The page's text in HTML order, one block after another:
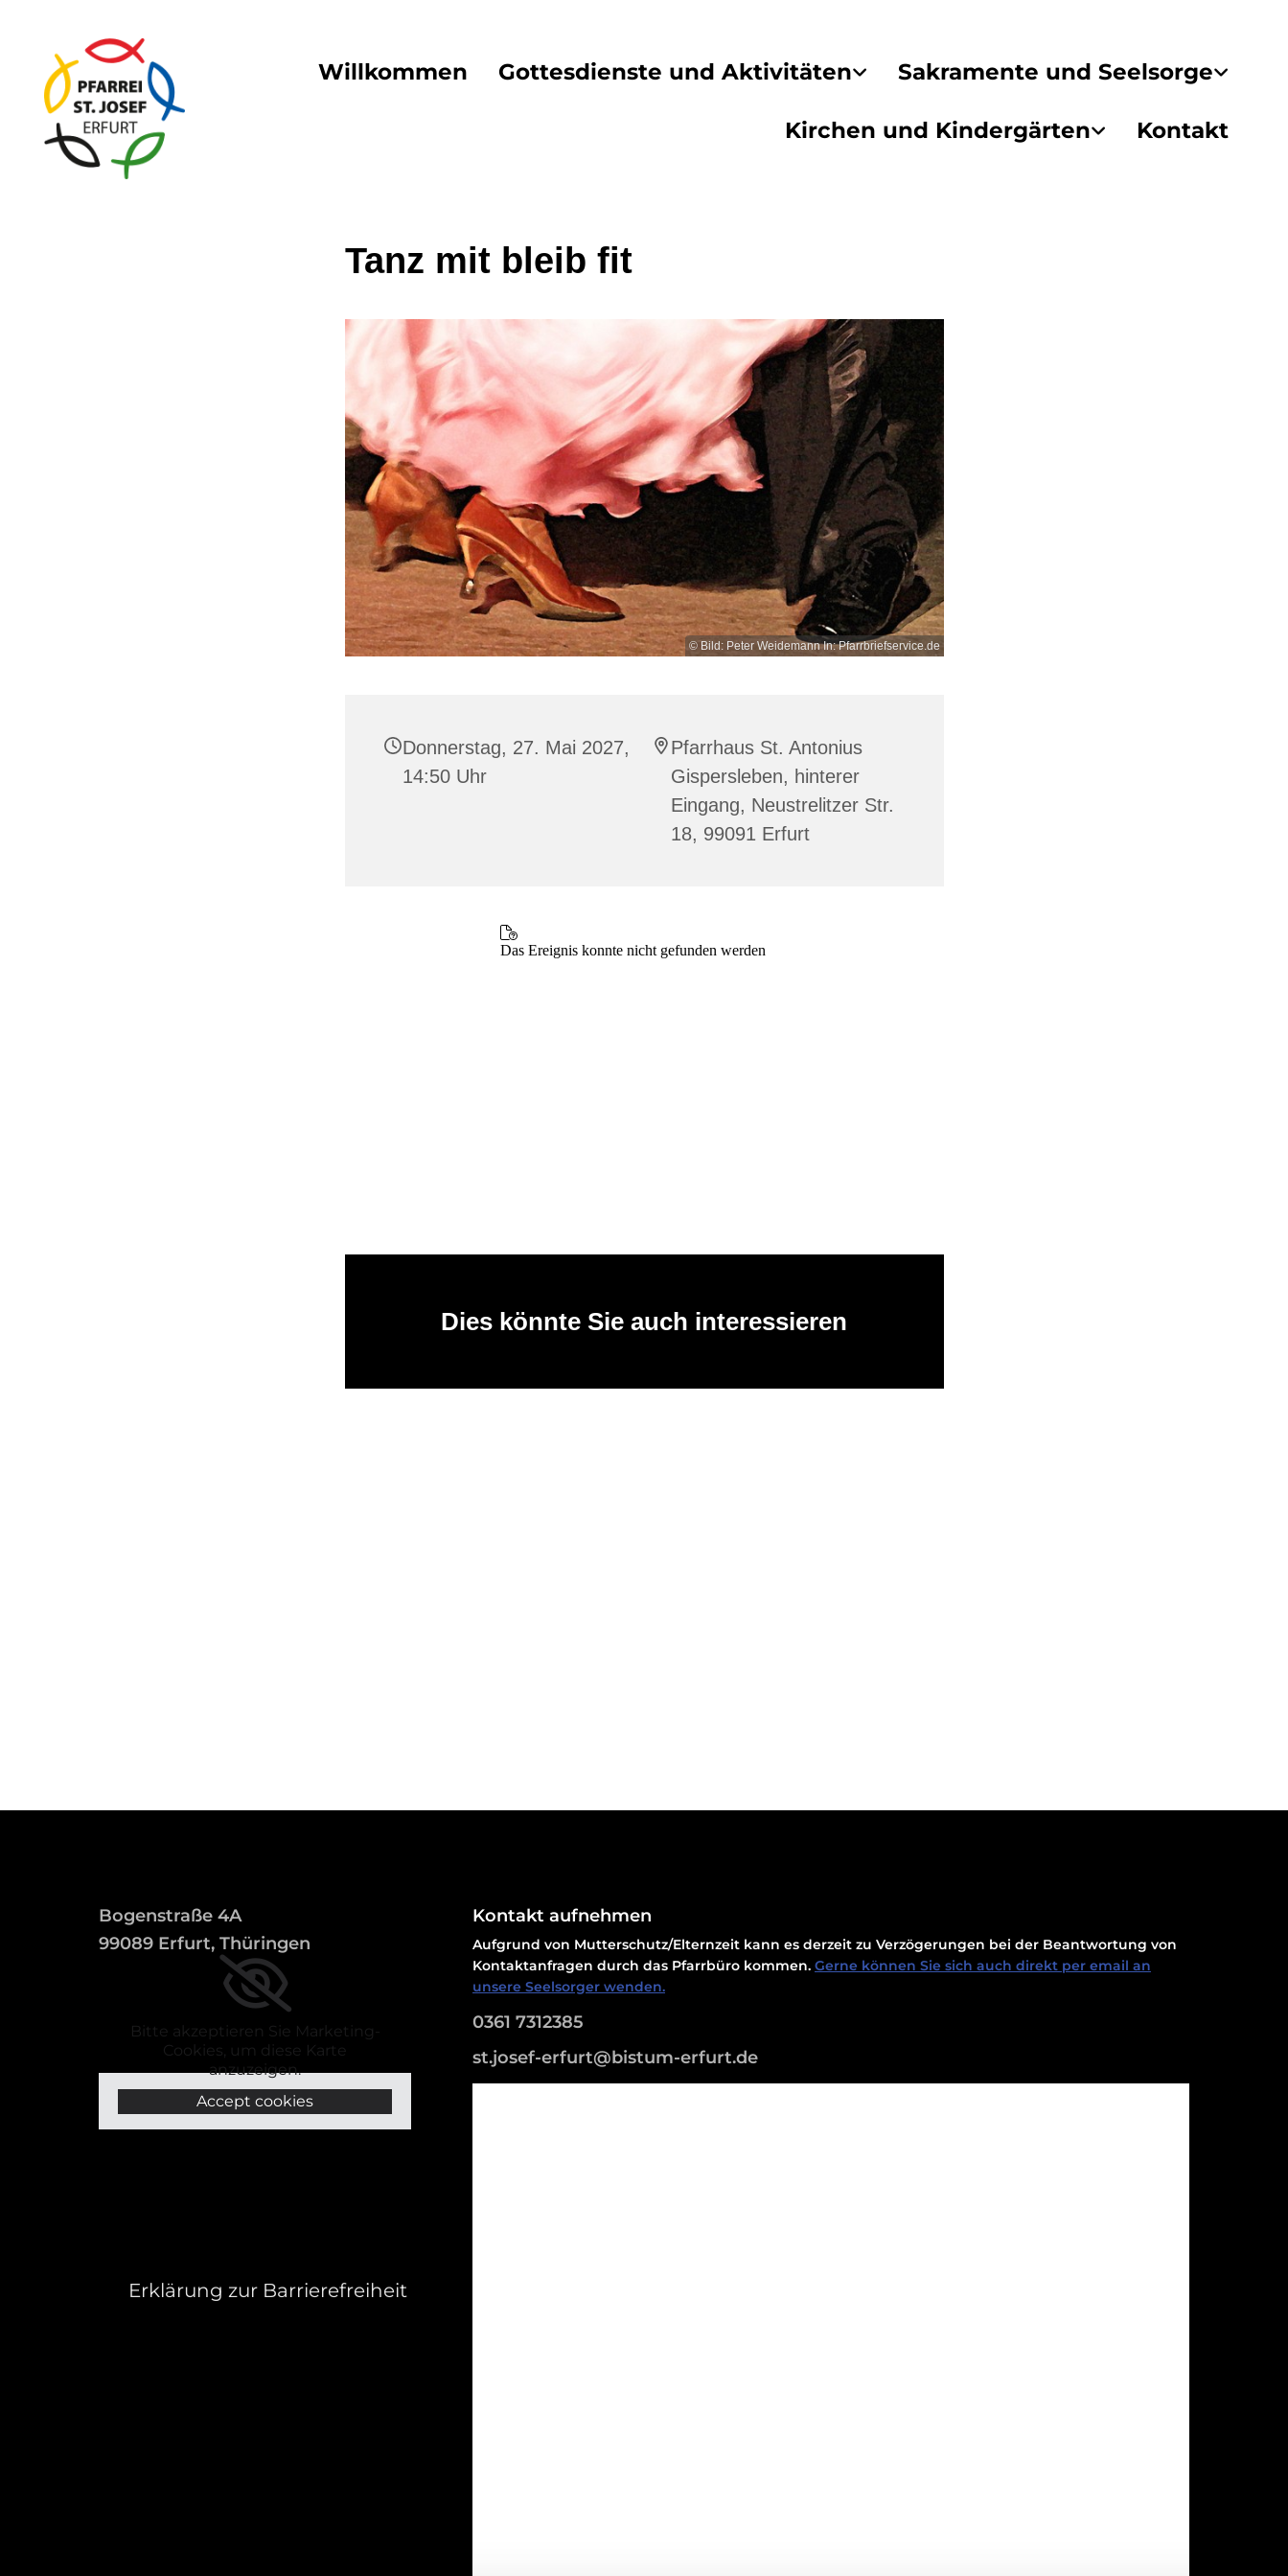
Willkommen Gottesdienste und Aktivitäten Sakramente und Seelsorge
Kirchen und Kindergärten Kontakt
Tanz mit bleib fit
© Bild: Peter Weidemann In: Pfarrbriefservice.de
Donnerstag, 27. Mai 2027,
14:50 Uhr
Pfarrhaus St. Antonius
Gispersleben, hinterer
Eingang, Neustrelitzer Str.
18, 99091 Erfurt
Dies könnte Sie auch interessieren
Bogenstraße 4A
99089 Erfurt, Thüringen
Bitte akzeptieren Sie Marketing-
Cookies, um diese Karte
anzuzeigen.
Accept cookies
Erklärung zur Barrierefreiheit
Kontakt aufnehmen
Aufgrund von Mutterschutz/Elternzeit kann es derzeit zu Verzögerungen bei der Beantwortung von
Kontaktanfragen durch das Pfarrbüro kommen. Gerne können Sie sich auch direkt per email an
unsere Seelsorger wenden.
0361 7312385
st.josef-erfurt@bistum-erfurt.de